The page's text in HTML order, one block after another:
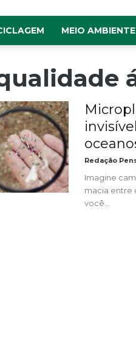
MEIO AMBIENTE
Redação
Imagine
macia entre
você...